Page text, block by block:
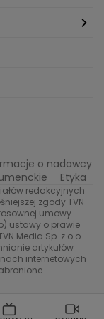
o nadawcy
Etyka
redakcyjnych
zgody TVN
umowy
ustawy o prawie
Media Sp. z o.o.
artykułów
internetowych